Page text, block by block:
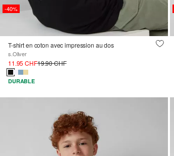
-40%
T-shirt en coton avec impression au dos
s.Oliver
11.95 CHF19.90 CHF
DURABLE